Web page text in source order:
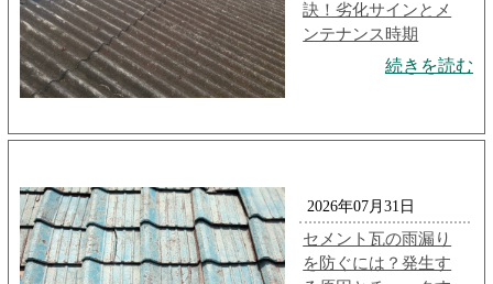
訣！劣化サインとメ
ンテナンス時期
続きを読む
2026年07月31日
セメント瓦の雨漏り
を防ぐには？発生す